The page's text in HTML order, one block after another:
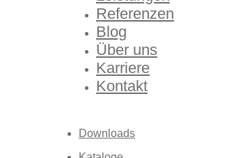
Referenzen
Blog
Über uns
Karriere
Kontakt
Downloads